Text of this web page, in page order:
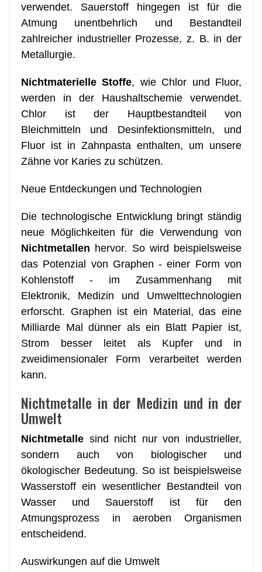
verwendet. Sauerstoff hingegen ist für die
Atmung unentbehrlich und Bestandteil
zahlreicher industrieller Prozesse, z. B. in der
Metallurgie.
Nichtmaterielle Stoffe, wie Chlor und Fluor,
werden in der Haushaltschemie verwendet.
Chlor ist der Hauptbestandteil von
Bleichmitteln und Desinfektionsmitteln, und
Fluor ist in Zahnpasta enthalten, um unsere
Zähne vor Karies zu schützen.
Neue Entdeckungen und Technologien
Die technologische Entwicklung bringt ständig
neue Möglichkeiten für die Verwendung von
Nichtmetallen hervor. So wird beispielsweise
das Potenzial von Graphen - einer Form von
Kohlenstoff - im Zusammenhang mit
Elektronik, Medizin und Umwelttechnologien
erforscht. Graphen ist ein Material, das eine
Milliarde Mal dünner als ein Blatt Papier ist,
Strom besser leitet als Kupfer und in
zweidimensionaler Form verarbeitet werden
kann.
Nichtmetalle in der Medizin und in der
Umwelt
Nichtmetalle sind nicht nur von industrieller,
sondern auch von biologischer und
ökologischer Bedeutung. So ist beispielsweise
Wasserstoff ein wesentlicher Bestandteil von
Wasser und Sauerstoff ist für den
Atmungsprozess in aeroben Organismen
entscheidend.
Auswirkungen auf die Umwelt